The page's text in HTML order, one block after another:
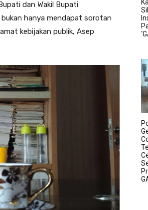
dan Wakil Bupati
bukan hanya mendapat sorotan
kebijakan publik, Asep